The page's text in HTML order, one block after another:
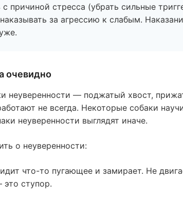
с причиной стресса (убрать сильные
за агрессию к слабым.
очевидно
неуверенности — поджатый хвост,
не всегда. Некоторые собаки
неуверенности выглядят иначе.
о неуверенности:
что-то пугающее и замирает. Не
ступор.